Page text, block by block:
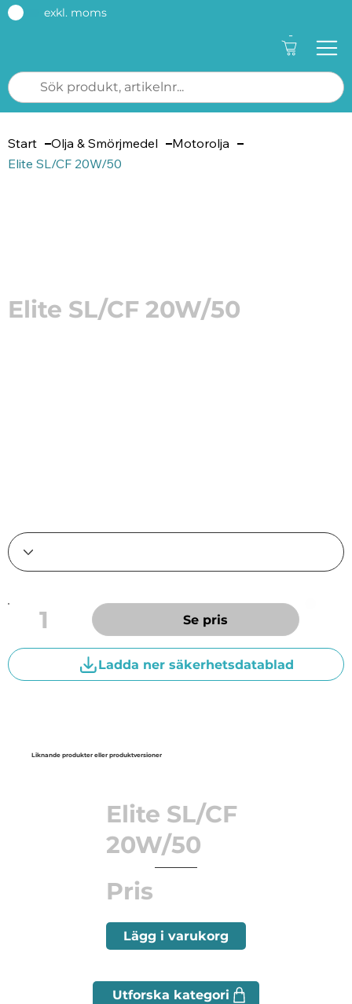
exkl. moms
-
Start Olja & Smörjmedel
Motorolja
Elite SL/CF 20W/50
Elite SL/CF 20W/50
1
Ladda ner säkerhetsdatablad
Se pris
Liknande produkter eller produktversioner
Elite SL/CF
20W/50
Pris
Lägg i varukorg